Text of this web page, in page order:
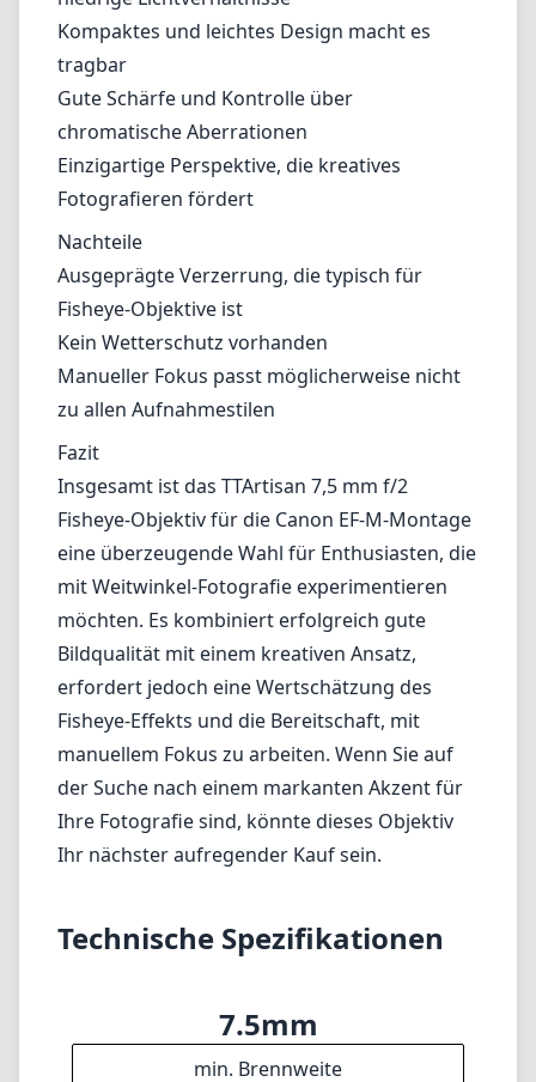
Kompaktes und leichtes Design macht es
tragbar
Gute Schärfe und Kontrolle über
chromatische Aberrationen
Einzigartige Perspektive, die kreatives
Fotografieren fördert
Nachteile
Ausgeprägte Verzerrung, die typisch für
Fisheye-Objektive ist
Kein Wetterschutz vorhanden
Manueller Fokus passt möglicherweise nicht
zu allen Aufnahmestilen
Fazit
Insgesamt ist das TTArtisan 7,5 mm f/2
Fisheye-Objektiv für die Canon EF-M-Montage
eine überzeugende Wahl für Enthusiasten, die
mit Weitwinkel-Fotografie experimentieren
möchten. Es kombiniert erfolgreich gute
Bildqualität mit einem kreativen Ansatz,
erfordert jedoch eine Wertschätzung des
Fisheye-Effekts und die Bereitschaft, mit
manuellem Fokus zu arbeiten. Wenn Sie auf
der Suche nach einem markanten Akzent für
Ihre Fotografie sind, könnte dieses Objektiv
Ihr nächster aufregender Kauf sein.
Technische Spezifikationen
7.5mm
min. Brennweite